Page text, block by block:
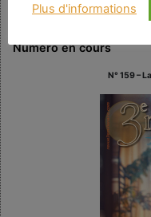
Numéro en cours
N° 159 –
Plus d'informations